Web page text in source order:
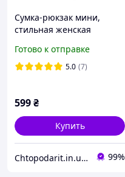
Сумка-рюкзак мини,
стильная женская
молодежный городской
компактный рюкзачок
Готово к отправке
5.0 (7)
599₴
Купить
Chtopodarit.in.ua-інтернет-магазин цікавих подарунків 99%